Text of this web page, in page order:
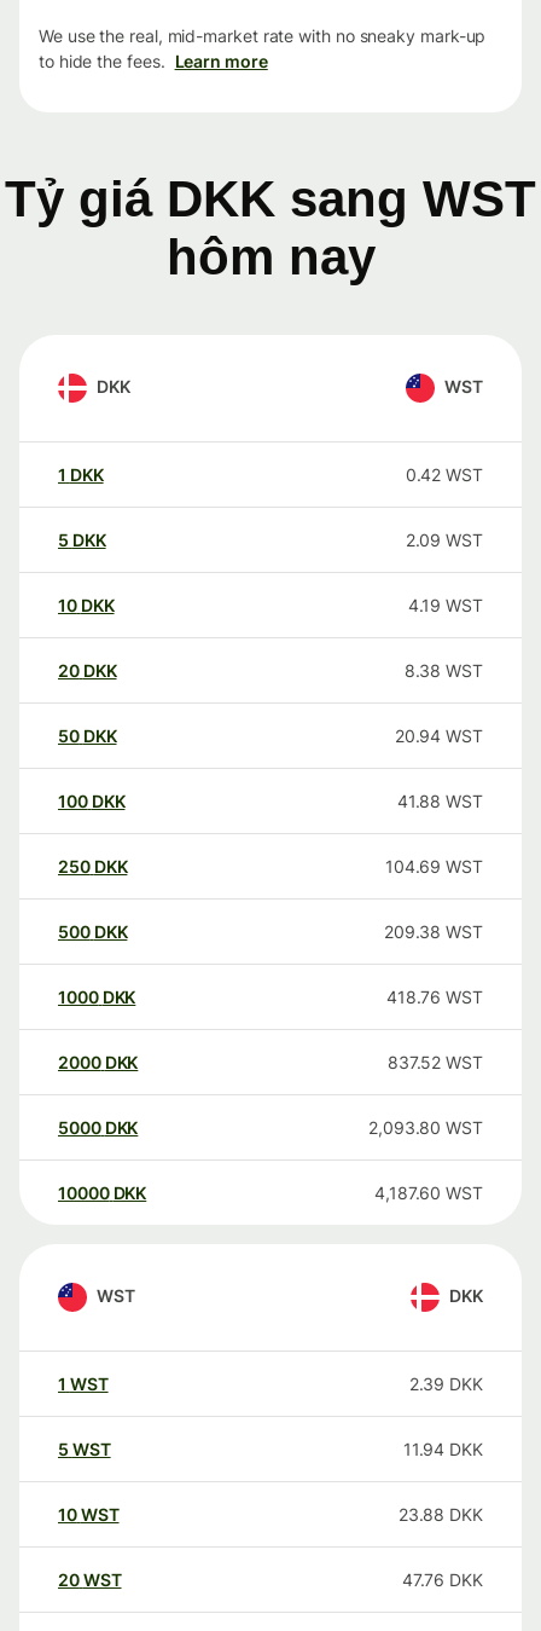
We use the real, mid-market rate with no sneaky mark-up
to hide the fees. Learn more
Tỷ giá DKK sang WST
hôm nay
DKK WST
1 DKK 0.42 WST
5 DKK 2.09 WST
10 DKK 4.19 WST
20 DKK 8.38 WST
50 DKK 20.94 WST
100 DKK 41.88 WST
250 DKK 104.69 WST
500 DKK 209.38 WST
1000 DKK 418.76 WST
2000 DKK 837.52 WST
5000 DKK 2,093.80 WST
10000 DKK 4,187.60 WST
WST DKK
1 WST 2.39 DKK
5 WST 11.94 DKK
10WST 23.88 DKK
20WST 47.76 DKK